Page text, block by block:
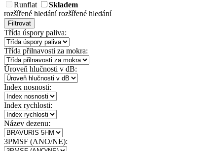
Runflat
Skladem
rozšířené hledánírozšířené hledání
Filtrovat
Třída úspory paliva:
Třída přilnavosti za mokra:
Úroveň hlučnosti v dB:
Index nosnosti:
Index rychlosti:
Název dezenu:
3PMSF (ANO/NE):